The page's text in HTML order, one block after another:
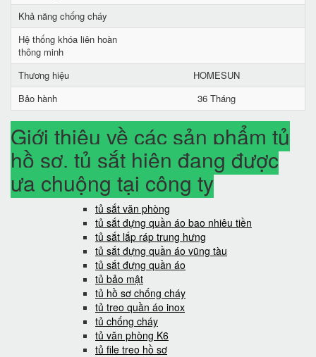
Khả năng chống cháy
Hệ thống khóa liên hoàn
thông minh
Thương hiệu
HOMESUN
Bảo hành
36 Tháng
Giới thiệu về các sản phẩm tủ
hồ sơ, tủ sắt hiện đang được
ưa chuộng tại công ty
tủ sắt văn phòng
tủ sắt đựng quần áo bao nhiêu tiền
tủ sắt lắp ráp trung hưng
tủ sắt đựng quần áo vũng tàu
tủ sắt đựng quần áo
tủ bảo mật
tủ hồ sơ chống cháy
tủ treo quần áo inox
tủ chống cháy
tủ văn phòng K6
tủ file treo hồ sơ